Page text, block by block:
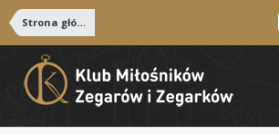
Strona główna